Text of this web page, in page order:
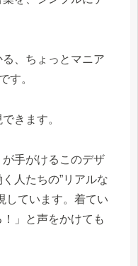
る、ちょっとマニア
す。
きます。
が手がけるこのデザ
人たちの”リアルな
しています。着てい
」と声をかけても